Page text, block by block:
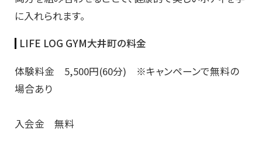
に入れられます。
LIFE LOG GYM大井町の料金
体験料金 5,500円(60分) ※キャンペーンで無料の
場合あり
入会金 無料